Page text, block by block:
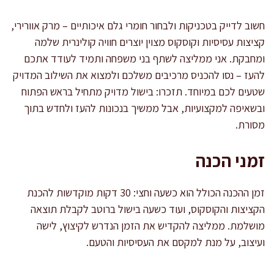
חשוב לדייק בטכניקות ולבחור חומרי גלם איכותיים – מרק אוורירי,
קציצות עסיסיות וקוסקוס מצוין יוצרים חוויה קולינרית שלמה
ומחבקת. אני ממליצה לשתף בני משפחה ותמיד לעודד אתכם
להעז – נסו להכניס מרכיבים משלכם ולמצוא את השילוב המדויק
שטעים לכם במיוחד. תזכרו: בישול מדויק מתחיל בראש הפתוח
ובשאיפה למקצועיות, אבל ממשיך בנכונות להעז ולחדש בתוך
מסורת.
זמני הכנה
זמן ההכנה הכולל הוא כשעה וחצי: 30 דקות מוקדשות להכנת
הקציצות והקוסקוס, ועוד כשעה בישול ברוטב לקבלת תוצאה
מושלמת. ממליצה להקדיש את הזמן הנדרש לקיצוץ, לישה
ועיצוב, על מנת למקסם את העסיסיות והטעם.